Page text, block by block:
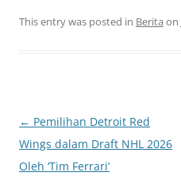
This entry was posted in Berita on
Post
navigation
← Pemilihan Detroit Red
Wings dalam Draft NHL 2026
Oleh ‘Tim Ferrari’